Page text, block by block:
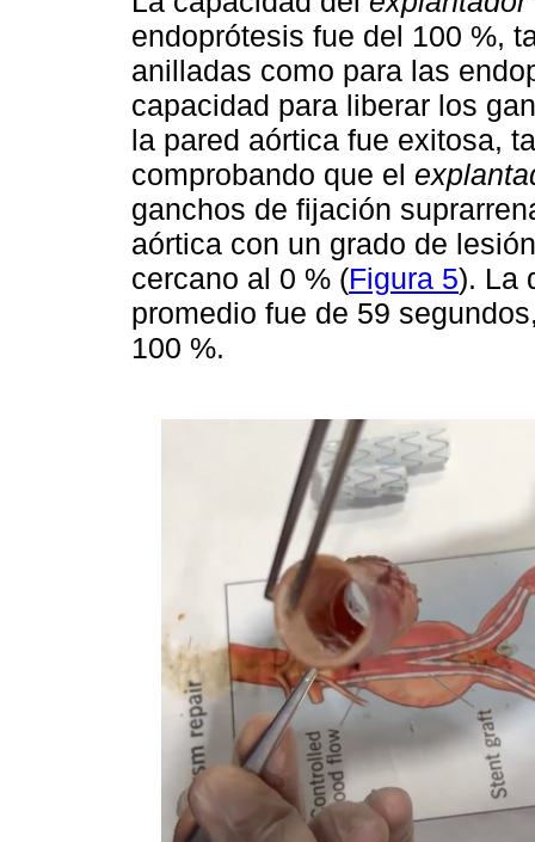
endoprótesis fue del 100 %,
anilladas como para las
capacidad para liberar los
la pared aórtica fue exitosa,
comprobando que el
ganchos de fijación
aórtica con un grado de
cercano al 0 % (Figura 5). La
promedio fue de 59
100 %.